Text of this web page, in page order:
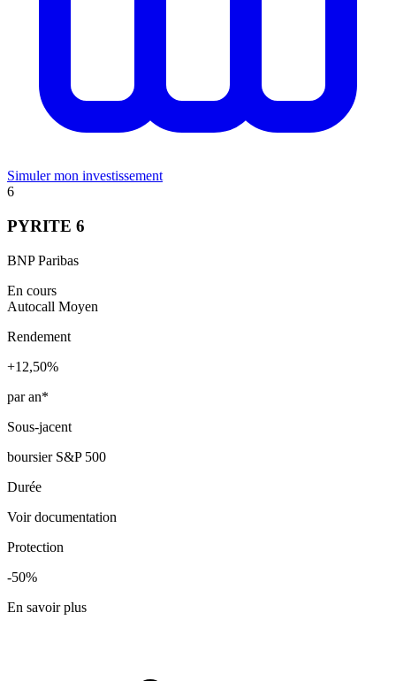
Simuler mon investissement
6
PYRITE 6
BNP Paribas
En cours
Autocall Moyen
Rendement
+12,50%
par an*
Sous-jacent
boursier S&P 500
Durée
Voir documentation
Protection
-50%
En savoir plus